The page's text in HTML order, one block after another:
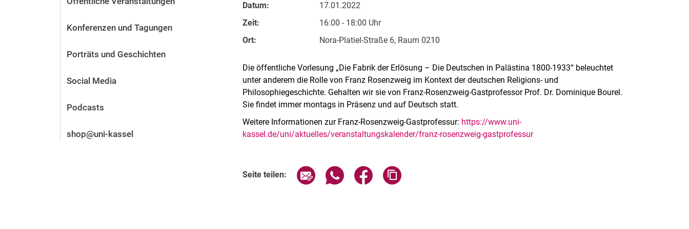
Stellenangebote
Alum­ni und Freunde
Kontakt und Standorte
Konferenzen und Tagungen
Porträts und Geschichten
Social Media
Podcasts
shop@uni-kassel
Datum:
17.01.2022
Zeit:
16:00 - 18:00 Uhr
Ort:
Nora-Platiel-Straße 6, Raum 0210
Die öffentliche Vorlesung „Die Fabrik der Erlösung – Die Deutschen in Palästina 1800-1933“ beleuchtet
unter anderem die Rolle von Franz Rosenzweig im Kontext der deutschen Religions- und
Philosophiegeschichte. Gehalten wir sie von Franz-Rosenzweig-Gastprofessor Prof. Dr. Dominique Bourel.
Sie findet immer montags in Präsenz und auf Deutsch statt.
Weitere Informationen zur Franz-Rosenzweig-Gastprofessur: https://www.uni-
kassel.de/uni/aktuelles/veranstaltungskalender/franz-rosenzweig-gastprofessur
Seite teilen: Seite über E-Mail teilen
Seite über WhatsApp teilen (externer Link, öffnet neues Fenster)
Seite über Facebook teilen (externer Link, öffnet neues Fenster)